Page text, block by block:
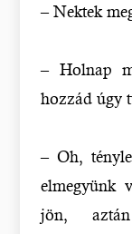
– Nektek
– Holnap
hozzád úgy
– Oh,
elmegyünk
jön,